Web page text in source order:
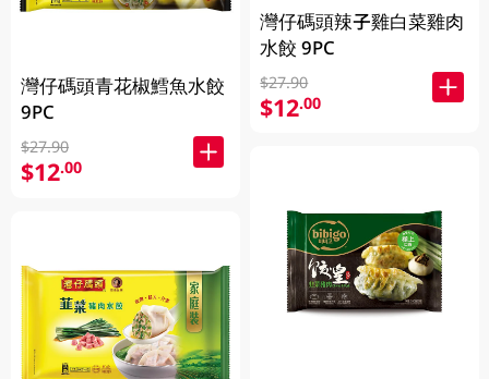
灣仔碼頭青花椒鱈魚水餃
9PC
$27.90
$12.00
灣仔碼頭辣子雞白菜雞肉
水餃 9PC
$27.90
$12.00